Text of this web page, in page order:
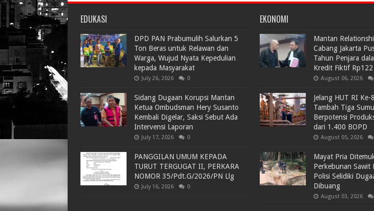
EDUKASI
DPD PAN Prabumulih Salurkan 5
Ton Beras untuk Relawan dan
Warga, Wujud Nyata Kepedulian
kepada Masyarakat
July 26, 2026 0
Sidang Dugaan Korupsi Mantan
Ketua Ombudsman Hery Susanto
Kembali Digelar, Saksi Sebut Ada
Intervensi Laporan
July 17, 2026 0
PANGGILAN UMUM KEPADA
TURUT TERGUGAT II, PERKARA
NOMOR 35/Pdt.G/2026/PN Llg
July 16, 2026 0
EKONOMI
Mantan
Cabang Jakarta
Tahun Penjara
Kredit Fiktif
August 06, 2026
Jelang HUT RI
Tambah Tiga
Berpotensi
dari 1.400 BOPD
August 05, 2026
Mayat Pria
Perkebunan Sawit
Polisi Selidiki
Dibuang
August 03, 2026